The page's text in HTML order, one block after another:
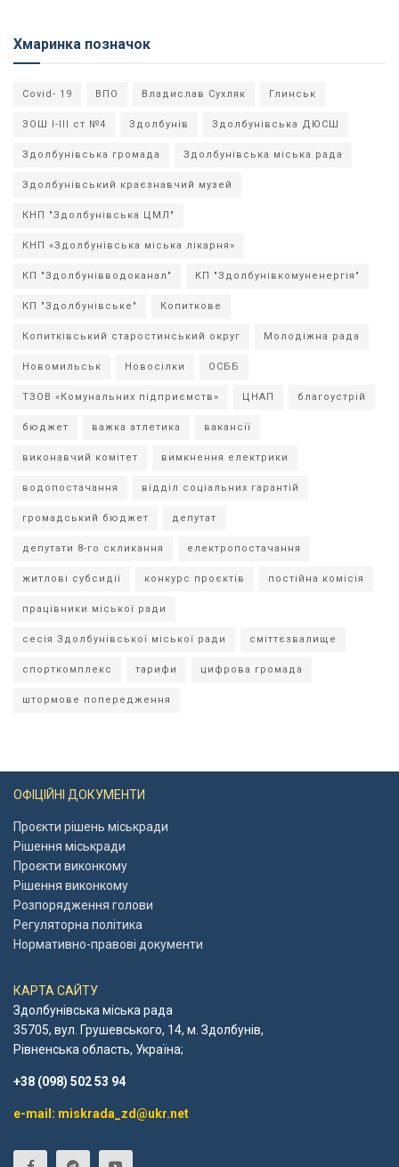
Хмаринка позначок
Covid- 19 ВПО Владислав Сухляк Глинськ
ЗОШ І-ІІІ ст №4 Здолбунів Здолбунівська ДЮСШ
Здолбунівська громада Здолбунівська міська рада
Здолбунівський краєзнавчий музей
КНП "Здолбунівська ЦМЛ"
КНП «Здолбунівська міська лікарня»
КП "Здолбунівводоканал" КП "Здолбунівкомуненергія"
КП "Здолбунівське" Копиткове
Копитківський старостинський округ Молодіжна рада
Новомильськ Новосілки ОСББ
ТЗОВ «Комунальних підприємств» ЦНАП благоустрій
бюджет важка атлетика вакансії
виконавчий комітет вимкнення електрики
водопостачання відділ соціальних гарантій
громадський бюджет депутат
депутати 8-го скликання електропостачання
житлові субсидії конкурс проєктів постійна комісія
працівники міської ради
сесія Здолбунівської міської ради сміттєзвалище
спорткомплекс тарифи цифрова громада
штормове попередження
ОФІЦІЙНІ ДОКУМЕНТИ
Проєкти рішень міськради
Рішення міськради
Проєкти виконкому
Рішення виконкому
Розпорядження голови
Регуляторна політика
Нормативно-правові документи
КАРТА САЙТУ
Здолбунівська міська рада
35705, вул. Грушевського, 14, м. Здолбунів,
Рівненська область, Україна;
+38 (098) 502 53 94
e-mail: miskrada_zd@ukr.net